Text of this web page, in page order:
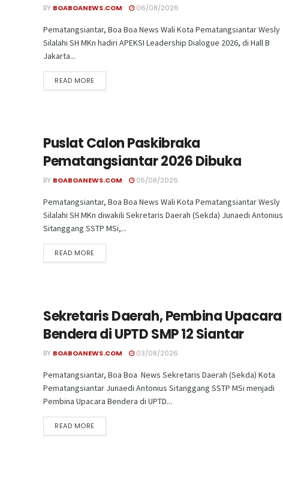
BY BOABOANEWS.COM 06/08/2026
Pematangsiantar, Boa Boa News Wali Kota Pematangsiantar Wesly
Silalahi SH MKn hadiri APEKSI Leadership Dialogue 2026, di Hall B
Jakarta...
READ MORE
Puslat Calon Paskibraka
Pematangsiantar 2026 Dibuka
BY BOABOANEWS.COM 05/08/2026
Pematangsiantar, Boa Boa News Wali Kota Pematangsiantar Wesly
Silalahi SH MKn diwakili Sekretaris Daerah (Sekda) Junaedi Antonius
Sitanggang SSTP MSi,...
READ MORE
Sekretaris Daerah, Pembina Upacara
Bendera di UPTD SMP 12 Siantar
BY BOABOANEWS.COM 03/08/2026
Pematangsiantar, Boa Boa News Sekretaris Daerah (Sekda) Kota
Pematangsiantar Junaedi Antonius Sitanggang SSTP MSi menjadi
Pembina Upacara Bendera di UPTD...
READ MORE